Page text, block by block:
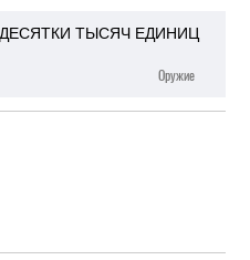
ТЫСЯЧ ЕДИНИЦ
Оружие